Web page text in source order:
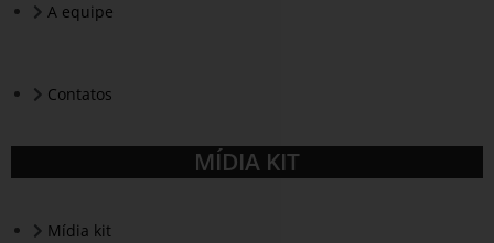
A equipe
Contatos
MÍDIA KIT
Mídia kit